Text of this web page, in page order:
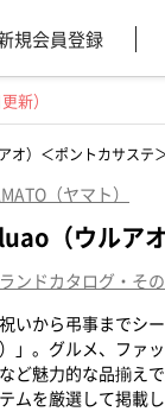
規会員登録
新）
オ）＜ポントカサステ
（ヤマト）
（ウルア
ンドカタログ・そ
いから弔事までシ
」。グルメ、ファ
ど魅力的な品揃え
ムを厳選して掲載し